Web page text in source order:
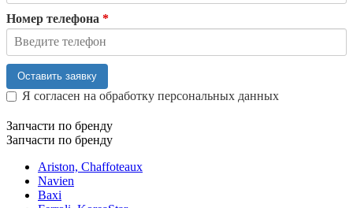
Номер телефона *
Оставить заявку
Я согласен на обработку персональных данных
Запчасти по бренду
Запчасти по бренду
Ariston, Chaffoteaux
Navien
Baxi